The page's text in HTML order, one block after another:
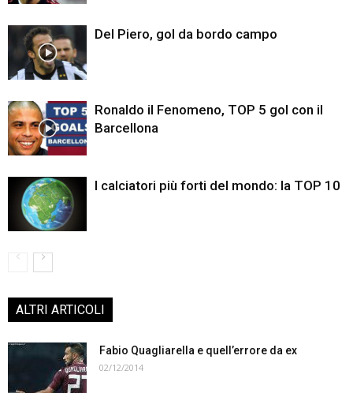
Del Piero, gol da bordo campo
Ronaldo il Fenomeno, TOP 5 gol con il
Barcellona
I calciatori più forti del mondo: la TOP 10
ALTRI ARTICOLI
Fabio Quagliarella e quell’errore da ex
02/12/2014